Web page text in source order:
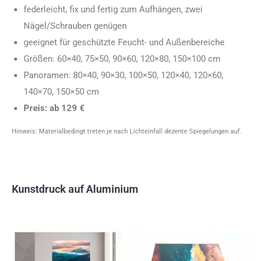
federleicht, fix und fertig zum Aufhängen, zwei
Nägel/Schrauben genügen
geeignet für geschützte Feucht- und Außenbereiche
Größen: 60×40, 75×50, 90×60, 120×80, 150×100 cm
Panoramen: 80×40, 90×30, 100×50, 120×40, 120×60,
140×70, 150×50 cm
Preis: ab 129 €
Hinweis: Materialbedingt treten je nach Lichteinfall dezente Spiegelungen auf.
Kunstdruck auf Aluminium